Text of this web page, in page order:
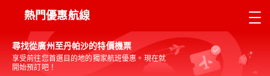
熱門優惠航線
尋找從廣州至丹帕沙的特價機票
享受前往您首選目的地的獨家航班優惠。現在就
開始預訂吧！